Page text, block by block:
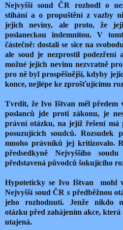
Nejvyšší soud ČR rozhodl o
stíhání a o propuštění z vazby
jejich neviny, ale proto, že
poslaneckou indemnitou. V
částečně: dostali se sice na
ale soud je nezprostil podezření
možné jejich nevinu nezvratně
pro ně byl prospěšnější, kdyby
konce, nejlépe ke zprošťujícímu
Tvrdit, že Ivo Ištvan měl předem
poslanců jde proti zákonu, je
právní otázku, na jejíž řešení
posuzujících soudců. Rozsudek
mnoho právníků jej kritizovalo.
předsedkyně Nejvyššího
představená původců šokujícího
Hypoteticky se Ivo Ištvan mohl
Nejvyšší soud ČR s předběžnou
jeho rozhodnutí. Jenže nikdo
otázku před zahájením akce, která
utajená.